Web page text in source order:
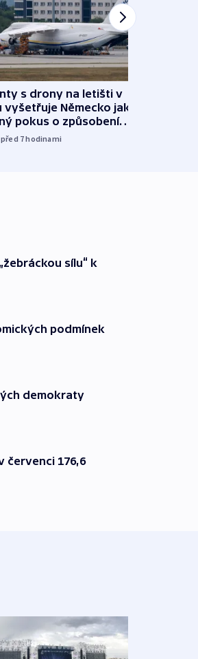
s drony na letišti v
vyšetřuje Německo jako
pokus o způsobení
před 7hodinami
sílu“ k
podmínek
demokraty
červenci 176,6